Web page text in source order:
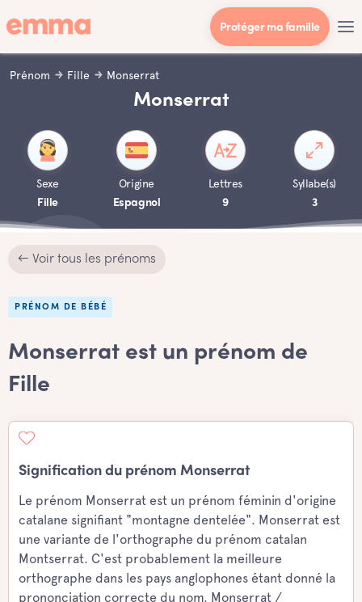
Protéger ma famille
Prénom Fille Monserrat
Monserrat
Sexe
Fille
Origine
Espagnol
Lettres
9
Syllabe(s)
3
← Voir tous les prénoms
PRÉNOM DE BÉBÉ
Monserrat est un prénom de
Fille
Signification du prénom Monserrat
Le prénom Monserrat est un prénom féminin d'origine
catalane signifiant "montagne dentelée". Monserrat est
une variante de l'orthographe du prénom catalan
Montserrat. C'est probablement la meilleure
orthographe dans les pays anglophones étant donné la
prononciation correcte du nom. Monserrat /